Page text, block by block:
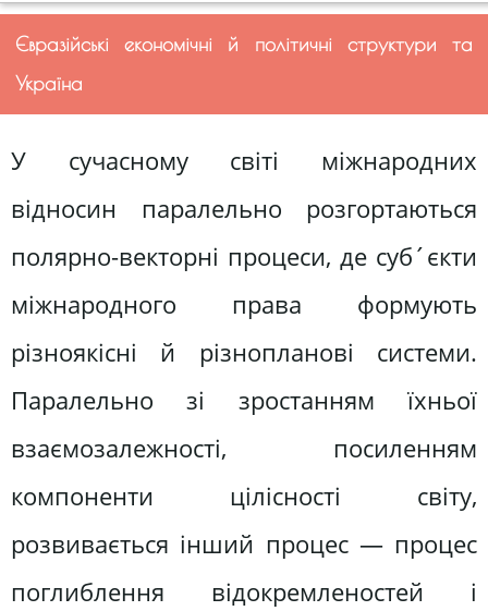
Євразійські економічні й політичні структури та
Україна
У сучасному світі міжнародних
відносин паралельно розгортаються
полярно-векторні процеси, де суб´єкти
міжнародного права формують
різноякісні й різнопланові системи.
Паралельно зі зростанням їхньої
взаємозалежності, посиленням
компоненти цілісності світу,
розвивається інший процес — процес
поглиблення відокремленостей і